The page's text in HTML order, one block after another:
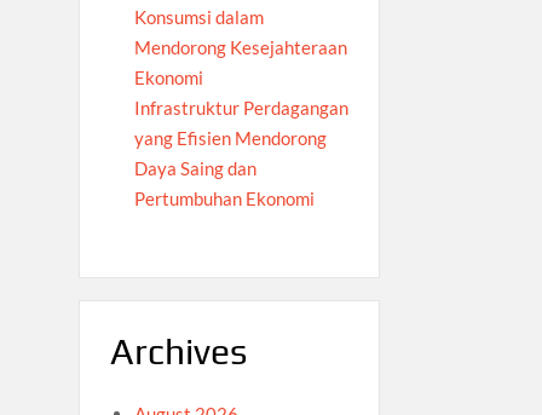
Konsumsi dalam
Mendorong Kesejahteraan
Ekonomi
Infrastruktur Perdagangan
yang Efisien Mendorong
Daya Saing dan
Pertumbuhan Ekonomi
Archives